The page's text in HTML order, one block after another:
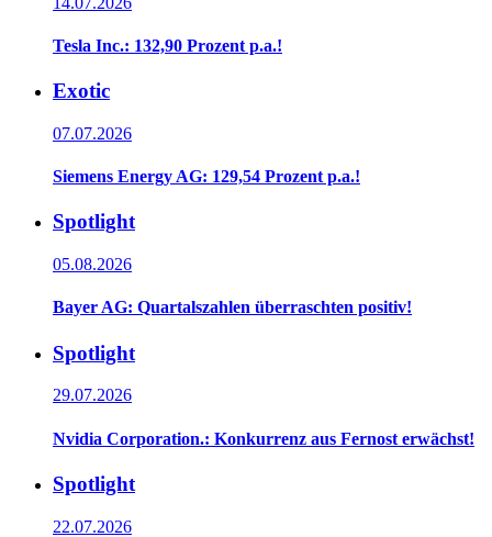
Tesla Inc.: 132,90 Prozent p.a.!
Exotic
07.07.2026
Siemens Energy AG: 129,54 Prozent p.a.!
Spotlight
05.08.2026
Bayer AG: Quartalszahlen überraschten positiv!
Spotlight
29.07.2026
Nvidia Corporation.: Konkurrenz aus Fernost erwächst!
Spotlight
22.07.2026